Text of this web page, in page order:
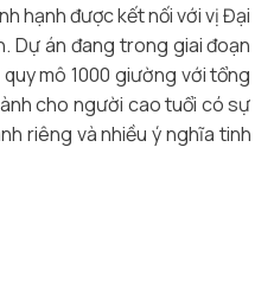
hạnh được kết nối với vị Đại
Dự án đang trong giai đoạn
mô 1000 giường với tổng
cho người cao tuổi có sự
riêng và nhiều ý nghĩa tinh